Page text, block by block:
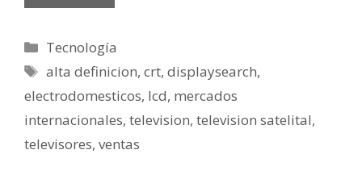
Categorías
Tecnología
Etiquetas
alta definicion,crt,displaysearch,
electrodomesticos, lcd, mercados
internacionales, television, television satelital,
televisores, ventas